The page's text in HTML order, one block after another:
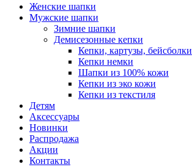
Женские шапки
Мужские шапки
Зимние шапки
Демисезонные кепки
Кепки, картузы, бейсболки
Кепки немки
Шапки из 100% кожи
Кепки из эко кожи
Кепки из текстиля
Детям
Аксессуары
Новинки
Распродажа
Акции
Контакты